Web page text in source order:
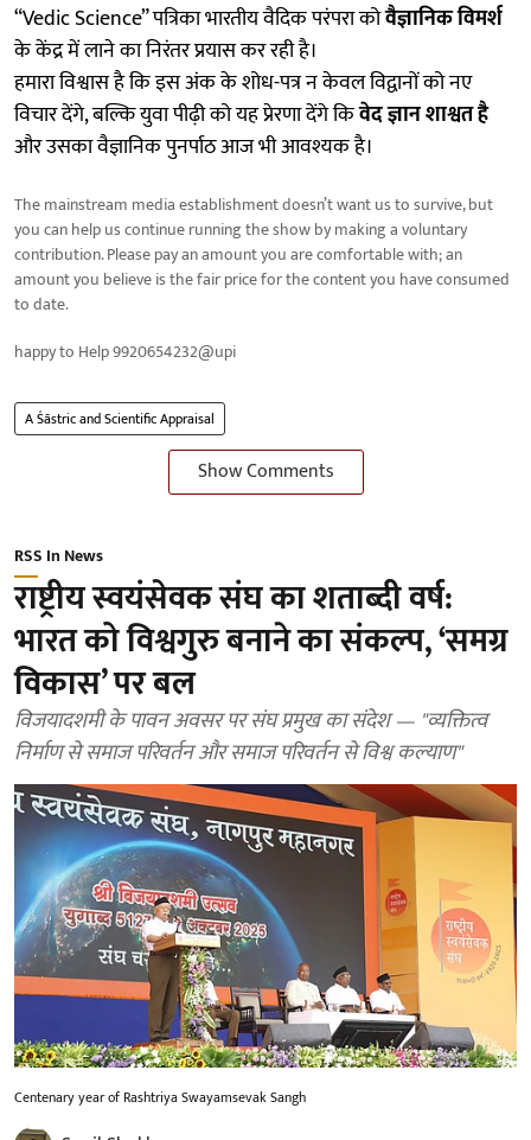
“Vedic Science” पत्रिका भारतीय वैदिक परंपरा कोवैज्ञानिक विमर्श
के केंद्र में लाने का निरंतर प्रयास कर रही है।
हमारा विश्वास है कि इस अंक के शोध-पत्र न केवल विद्वानों को नए
विचार देंगे, बल्कि युवा पीढ़ी को यह प्रेरणा देंगे किवेद ज्ञान शाश्वत है
और उसका वैज्ञानिक पुनर्पाठ आज भी आवश्यक है।
The mainstream media establishment doesn’t want us to survive, but
you can help us continue running the show by making a voluntary
contribution. Please pay an amount you are comfortable with; an
amount you believe is the fair price for the content you have consumed
to date.
happy to Help 9920654232@upi
A Śāstric and Scientific Appraisal
Show Comments
RSS In News
राष्ट्रीय स्वयंसेवक संघ का शताब्दी वर्ष:
भारत को विश्वगुरु बनाने का संकल्प, ‘समग्र
विकास’ पर बल
विजयादशमी के पावन अवसर पर संघ प्रमुख का संदेश — "व्यक्तित्व
निर्माण से समाज परिवर्तन और समाज परिवर्तन से विश्व कल्याण"
Centenary year of Rashtriya Swayamsevak Sangh